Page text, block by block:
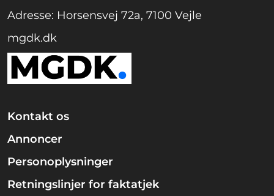
Adresse: Horsensvej 72a, 7100 Vejle
mgdk.dk
Kontakt os
Annoncer
Personoplysninger
Retningslinjer for faktatjek